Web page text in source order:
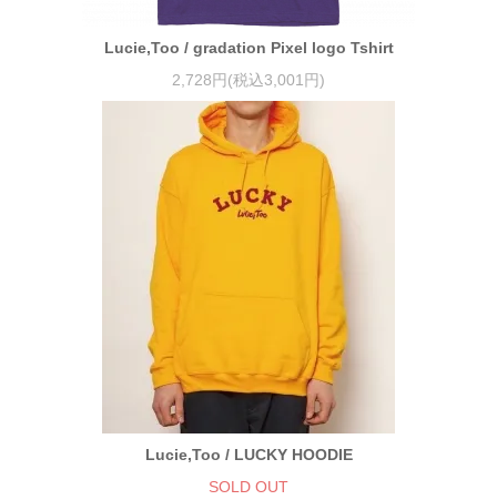
Lucie,Too / gradation Pixel logo Tshirt
2,728円(税込3,001円)
Lucie,Too / LUCKY HOODIE
SOLD OUT